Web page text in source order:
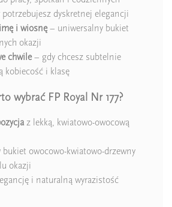
dyskretnej elegancji
i wiosnę– uniwersalny bukiet
okazji
chwile– gdy chcesz subtelnie
kobiecość i klasę
wybrać FP Royal Nr 177?
z lekką, kwiatowo-owocową
owocowo-kwiatowo-drzewny
okazji
i naturalną wyrazistość